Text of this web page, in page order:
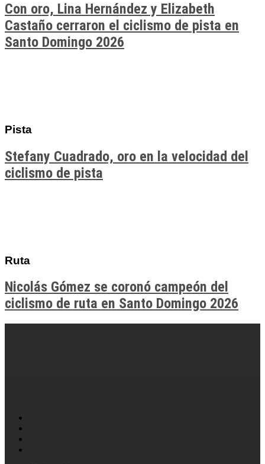
Con oro, Lina Hernández y Elizabeth
Castaño cerraron el ciclismo de pista en
Santo Domingo 2026
Pista
Stefany Cuadrado, oro en la velocidad del
ciclismo de pista
Ruta
Nicolás Gómez se coronó campeón del
ciclismo de ruta en Santo Domingo 2026